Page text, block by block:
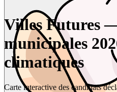
Villes Futures
municipales
climatiques
Carte interactive des candidats